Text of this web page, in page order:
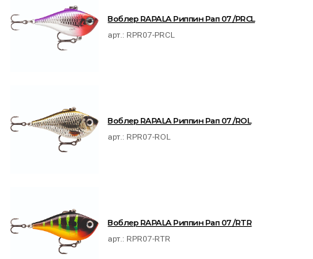
Воблер RAPALA Риппин Рап 07 /PRCL
арт.: RPR07-PRCL
Воблер RAPALA Риппин Рап 07 /ROL
арт.: RPR07-ROL
Воблер RAPALA Риппин Рап 07 /RTR
арт.: RPR07-RTR